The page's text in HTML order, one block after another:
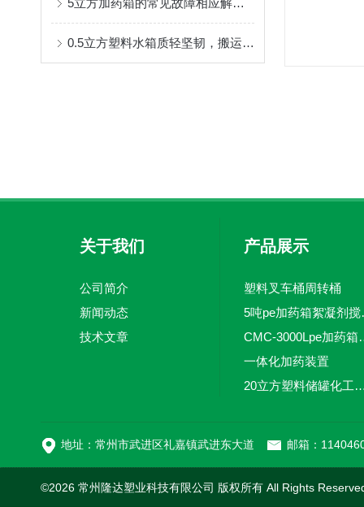
5立方加药箱的常见故障相应解决方法分享
0.5立方塑料水箱质轻坚韧，搬运简便
关于我们
公司简介
新闻动态
技术文章
产品展示
塑料叉车桶周转桶
5吨pe
CMC-
一体化加药装置
20立方塑料储罐化工储
地址：常州市武进区礼嘉镇武进东大道 邮箱：
©2026 常州隆达塑业科技有限公司 版权所有 All Rights